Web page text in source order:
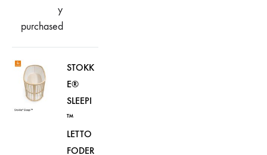
y
purchased
STOKK
E®
SLEEPI
™
LETTO
FODER